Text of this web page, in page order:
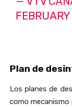
Plan de
Los planes de
como mecanismo